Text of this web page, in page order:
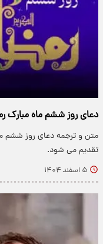
دعای روز ششم ماه مبارک
متن و ترجمه دعای روز ششم
تقدیم می شود.
۵ اسفند ۱۴۰۴